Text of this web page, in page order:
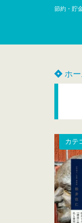
節約・貯
ホー
カテ